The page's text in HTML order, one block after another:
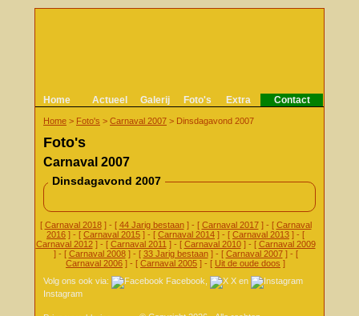
Home Actueel Galerij Foto's Extra Contact
Home > Foto's > Carnaval 2007 > Dinsdagavond 2007
Foto's
Carnaval 2007
Dinsdagavond 2007
[ Carnaval 2018] - [ 44 Jarig bestaan] - [ Carnaval 2017] - [ Carnaval
2016 ] - [ Carnaval 2015 ] - [ Carnaval 2014 ] - [ Carnaval 2013 ] - [
Carnaval 2012] - [ Carnaval 2011 ] - [ Carnaval 2010] - [ Carnaval 2009
] - [ Carnaval 2008] - [ 33 Jarig bestaan] - [ Carnaval 2007] - [
Carnaval 2006 ] - [ Carnaval 2005 ] - [ Uit de oude doos ]
Volg ons ook via:
Facebook X en
Instagram